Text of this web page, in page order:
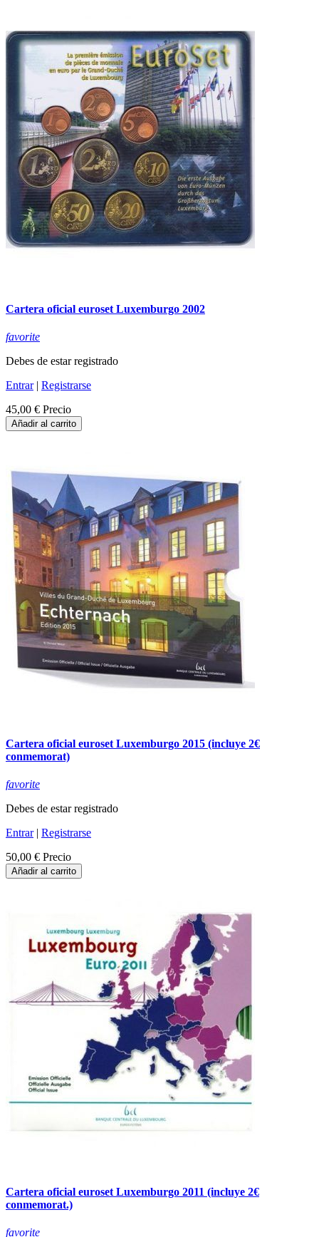
Cartera oficial euroset Luxemburgo 2002
favorite
Debes de estar registrado
Entrar| Registrarse
45,00 € Precio
Añadir al carrito
Cartera oficial euroset Luxemburgo 2015 (incluye 2€
conmemorat)
favorite
Debes de estar registrado
Entrar| Registrarse
50,00 € Precio
Añadir al carrito
Cartera oficial euroset Luxemburgo 2011 (incluye 2€
conmemorat.)
favorite